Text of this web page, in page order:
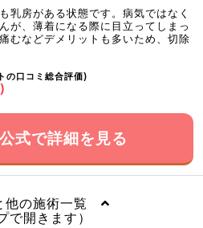
乳房がある状態です。病気ではなく
が、薄着になる際に目立ってしまっ
むなどデメリットも多いため、切除
の口コミ総合評価)
式で詳細を見る
他の施術一覧
で開きます）